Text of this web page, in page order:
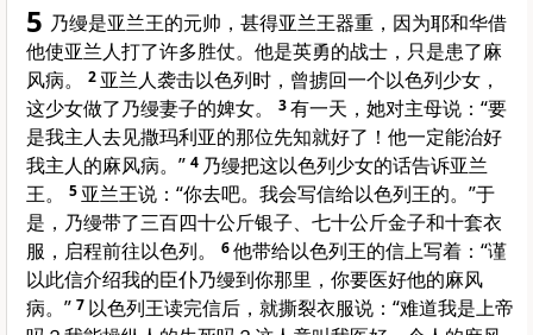
5 乃缦是亚兰王的元帅，甚得亚兰王器重，因为耶和华借
他使亚兰人打了许多胜仗。他是英勇的战士，只是患了麻
风病。
2 亚兰人袭击以色列时，曾掳回一个以色列少女，
这少女做了乃缦妻子的婢女。
3有一天，她对主母说：“要
是我主人去见撒玛利亚的那位先知就好了！他一定能治好
我主人的麻风病。” 4 乃缦把这以色列少女的话告诉亚兰
王。
5 亚兰王说：“你去吧。我会写信给以色列王的。”于
是，乃缦带了三百四十公斤银子、七十公斤金子和十套衣
服，启程前往以色列。
6他带给以色列王的信上写着：“谨
以此信介绍我的臣仆乃缦到你那里，你要医好他的麻风
病。” 7 以色列王读完信后，就撕裂衣服说：“难道我是上帝